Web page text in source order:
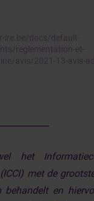
ire.be/docs/default-
reglementation-et-
avis/2021-13-avis-
het
met de
behandelt en